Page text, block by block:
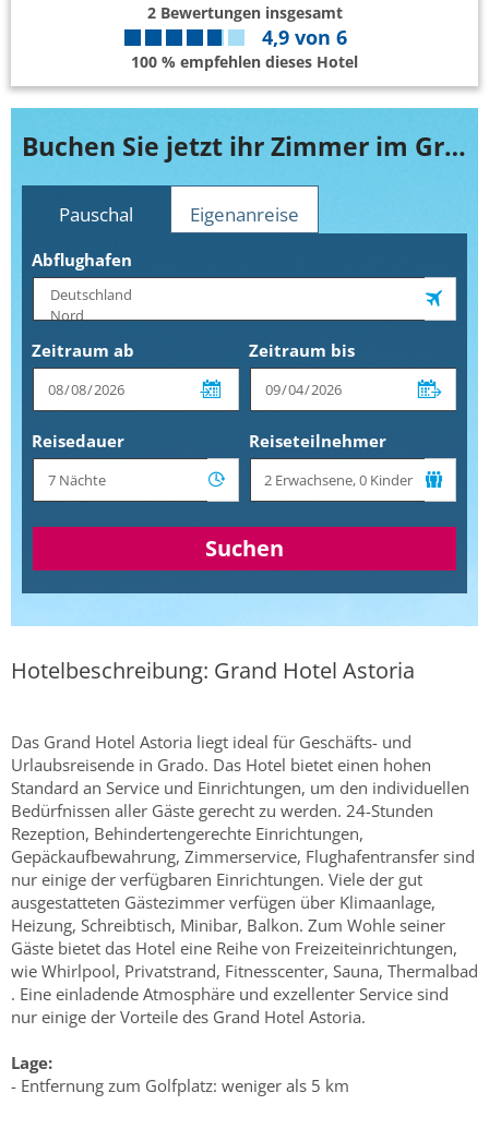
2Bewertungen insgesamt
4,9 von 6
100 % empfehlen dieses Hotel
Buchen Sie jetzt ihr Zimmer im Grand Hotel Astoria
Pauschal Eigenanreise
Abflughafen
Zeitraum ab Zeitraum bis
Reisedauer Reiseteilnehmer
Suchen
Hotelbeschreibung: Grand Hotel Astoria
Das Grand Hotel Astoria liegt ideal für Geschäfts- und
Urlaubsreisende in Grado. Das Hotel bietet einen hohen
Standard an Service und Einrichtungen, um den individuellen
Bedürfnissen aller Gäste gerecht zu werden. 24-Stunden
Rezeption, Behindertengerechte Einrichtungen,
Gepäckaufbewahrung, Zimmerservice, Flughafentransfer sind
nur einige der verfügbaren Einrichtungen. Viele der gut
ausgestatteten Gästezimmer verfügen über Klimaanlage,
Heizung, Schreibtisch, Minibar, Balkon. Zum Wohle seiner
Gäste bietet das Hotel eine Reihe von Freizeiteinrichtungen,
wie Whirlpool, Privatstrand, Fitnesscenter, Sauna, Thermalbad
. Eine einladende Atmosphäre und exzellenter Service sind
nur einige der Vorteile des Grand Hotel Astoria.
Lage:
- Entfernung zum Golfplatz: weniger als 5 km